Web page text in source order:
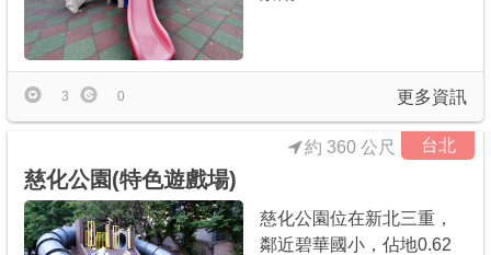
更多資訊
3 0
台北
慈化公園(特色遊戲場)
約 360 公尺
慈化公園位在新北三重，
鄰近碧華國小，佔地0.62